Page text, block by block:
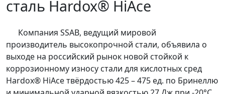
сталь Hardox® HiAce
Компания SSAB, ведущий мировой
производитель высокопрочной стали, объявила о
выходе на российский рынок новой стойкой к
коррозионному износу стали для кислотных сред
Hardox® HiAce твёрдостью 425 – 475 ед. по Бринеллю